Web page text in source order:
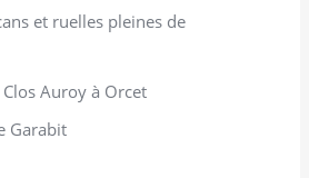
et ruelles pleines de
Auroy à Orcet
Garabit